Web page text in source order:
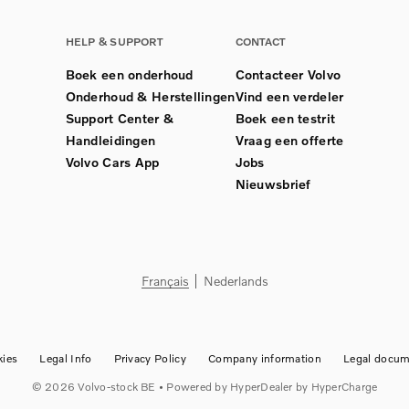
HELP & SUPPORT
Boek een onderhoud
Onderhoud & Herstellingen
Support Center &
Handleidingen
Volvo Cars App
CONTACT
Contacteer Volvo
Vind een verdeler
Boek een testrit
Vraag een offerte
Jobs
Nieuwsbrief
Français Nederlands
Legal Info Privacy Policy Company information Legal
© 2026 Volvo-stock BE • Powered by HyperDealer by HyperCharge